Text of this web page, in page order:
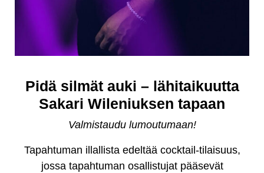
Pidä silmät auki – lähitaikuutta
Sakari Wileniuksen tapaan
Valmistaudu lumoutumaan!
Tapahtuman illallista edeltää cocktail-tilaisuus,
jossa tapahtuman osallistujat pääsevät